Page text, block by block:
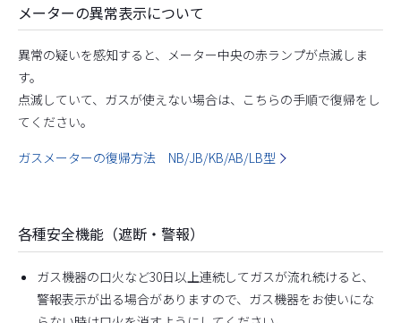
メーターの異常表示について
異常の疑いを感知すると、メーター中央の赤ランプが点滅しま
す。
点滅していて、ガスが使えない場合は、こちらの手順で復帰をし
てください。
ガスメーターの復帰方法 NB/JB/KB/AB/LB型
各種安全機能（遮断・警報）
ガス機器の口火など30日以上連続してガスが流れ続けると、
警報表示が出る場合がありますので、ガス機器をお使いにな